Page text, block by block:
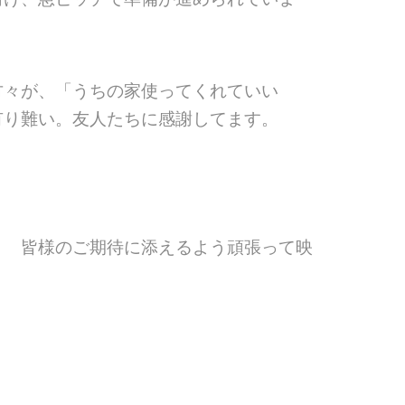
が、「うちの家使ってくれていい
難い。 友人たちに感謝してます。
皆様のご期待に添えるよう頑張って映